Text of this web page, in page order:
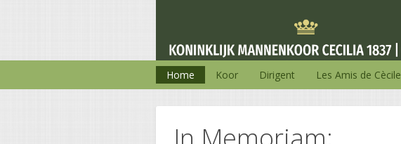
Home Koor Dirigent Les Amis de Cècile